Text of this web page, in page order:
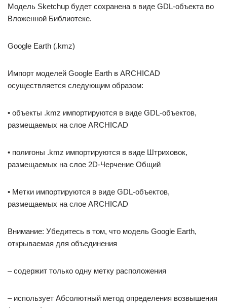
Модель Sketchup будет сохранена в виде GDL-объекта во
Вложенной Библиотеке.
Google Earth (.kmz)
Импорт моделей Google Earth в ARCHICAD
осуществляется следующим образом:
• объекты .kmz импортируются в виде GDL-объектов,
размещаемых на слое ARCHICAD
• полигоны .kmz импортируются в виде Штриховок,
размещаемых на слое 2D-Черчение Общий
• Метки импортируются в виде GDL-объектов,
размещаемых на слое ARCHICAD
Внимание: Убедитесь в том, что модель Google Earth,
открываемая для объединения
– содержит только одну метку расположения
– использует Абсолютный метод определения возвышения